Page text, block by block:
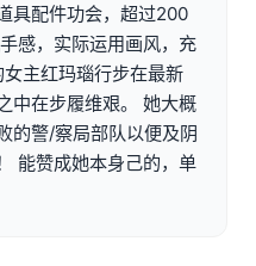
具配件功会，超过200
感，实际运用画风，充
主红玛瑙行步在最新
中在步履维艰。 她大概
的警/察局部队以便及阴
能赞成她本身己的，单